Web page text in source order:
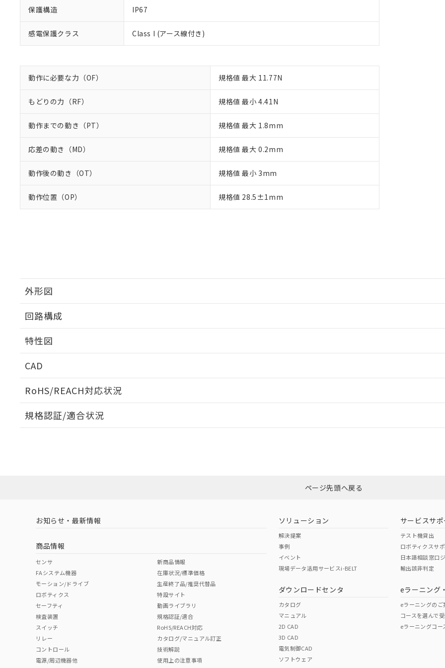
保護構造 IP67
感電保護クラス Class I (アース線付き)
動作に必要な力（OF） 規格値 最大 11.77N
もどりの力（RF） 規格値 最小 4.41N
動作までの動き（PT） 規格値 最大 1.8mm
応差の動き（MD） 規格値 最大 0.2mm
動作後の動き（OT） 規格値 最小 3mm
動作位置（OP） 規格値 28.5±1mm
外形図
取りつけ穴加工図
回路構成
特性図
電気的:
適合負荷領域図
CAD
RoHS/REACH対応状況
EU RoHS 注意事項・凡例
ダウンロードはこちら
中国 RoHS 注意事項・凡例
中国 RoHS表
Pb Hg Cr(VI)
"対応済み"や非含有の記載がされた商品であっても、流通在庫等で未対応品が混在する可能性があります。
非含有品が必要な際は、弊社営業部門もしくは販売店へお問い合わせください。
規格認証/適合状況
（イギリス
（ノルウェー
（日本
（アメリカ
この製品の規格認証/適合
その他の認証はこちらのページからご
り割愛しております。
ページ先頭へ戻る
お知らせ・最新情報
商品情報
センサ
FAシステム機器
モーション/ドライブ
ロボティクス
セーフティ
検査装置
スイッチ
リレー
コントロール
電源/周辺機器他
新商品情報
在庫状況/標準価格
生産終了品/推奨代替品
特設サイト
動画ライブラリ
規格認証/適合
RoHS/REACH対応
カタログ/マニュアル訂正
技術解説
使用上の注意事項
ソリューション
解決提案
事例
イベント
現場データ活用サービスi-BELT
ダウンロードセンタ
カタログ
マニュアル
2D CAD
3D CAD
電気制御CAD
ソフトウェア
サービスサポ
テスト機貸出
ロボティクスサ
日本語相談窓口
輸出該非判定
eラーニング
eラーニングのご
コースを選んで
eラーニングコー